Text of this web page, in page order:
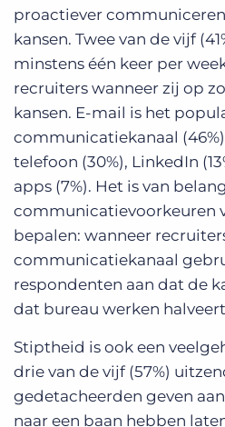
proactiever
kansen. Twee van de vijf
minstens één keer per
recruiters wanneer zij op
kansen. E-mail is het
communicatiekanaal
telefoon (30%), LinkedIn
apps (7%). Het is van
communicatievoorkeuren
bepalen: wanneer
communicatiekanaal
respondenten aan dat de
dat bureau werken
Stiptheid is ook een
drie van de vijf (57%)
gedetacheerden geven
naar een baan hebben